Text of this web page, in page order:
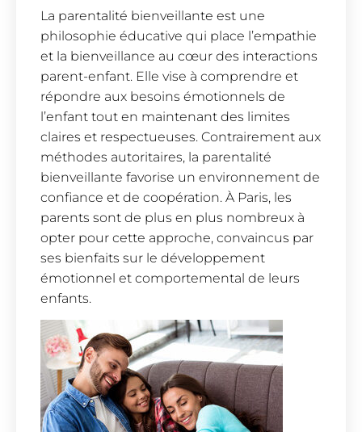
La parentalité bienveillante est une
philosophie éducative qui place l’empathie
et la bienveillance au cœur des interactions
parent-enfant. Elle vise à comprendre et
répondre aux besoins émotionnels de
l’enfant tout en maintenant des limites
claires et respectueuses. Contrairement aux
méthodes autoritaires, la parentalité
bienveillante favorise un environnement de
confiance et de coopération. À Paris, les
parents sont de plus en plus nombreux à
opter pour cette approche, convaincus par
ses bienfaits sur le développement
émotionnel et comportemental de leurs
enfants.